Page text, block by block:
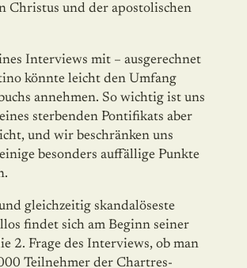
Christus und der apostolischen
Interviews mit – ausgerechnet
könnte leicht den Umfang
annehmen. So wichtig ist uns
sterbenden Pontifikats aber
und wir beschränken uns
besonders auffällige Punkte
gleichzeitig skandalöseste
findet sich am Beginn seiner
2. Frage des Interviews, ob man
Teilnehmer der Chartres-